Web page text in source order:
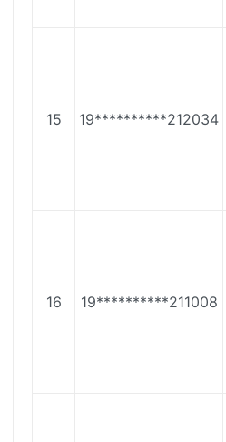
15 19**********212034
16 19**********211008